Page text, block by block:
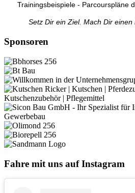
Trainingsbeispiele - Parcourspläne
Setz Dir ein Ziel. Mach Dir
Sponsoren
Fahre mit uns auf Instagram